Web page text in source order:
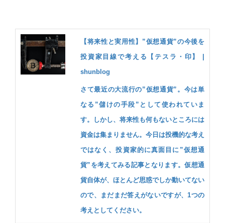
【将来性と実用性】”仮想通貨”の今後を
投資家目線で考える【テスラ・印】 |
shunblog
さて最近の大流行の”仮想通貨”。今は単
なる”儲けの手段”として使われていま
す。しかし、将来性も何もないところには
資金は集まりません。今日は投機的な考え
ではなく、投資家的に真面目に”仮想通
貨”を考えてみる記事となります。仮想通
貨自体が、ほとんど思惑でしか動いてない
ので、まだまだ答えがないですが、1つの
考えとしてください。